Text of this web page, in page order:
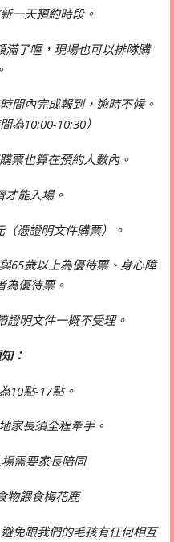
一天預約時段。
了喔，現場也可以排隊購
間內完成報到，逾時不候。
為10:00-10:30）
票也算在預約人數內。
才能入場。
憑證明文件購票）。
65歲以上為優待票、身心障
為優待票。
證明文件一概不受理。
：
10點-17點。
家長須全程牽手。
需要家長陪同
物餵食梅花鹿
免跟我們的毛孩有任何相互